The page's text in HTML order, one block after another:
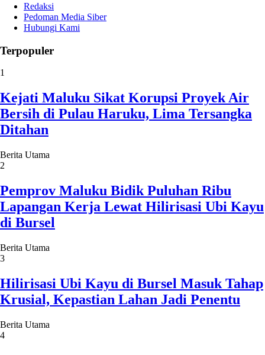
Redaksi
Pedoman Media Siber
Hubungi Kami
Terpopuler
1
Kejati Maluku Sikat Korupsi Proyek Air
Bersih di Pulau Haruku, Lima Tersangka
Ditahan
Berita Utama
2
Pemprov Maluku Bidik Puluhan Ribu
Lapangan Kerja Lewat Hilirisasi Ubi Kayu
di Bursel
Berita Utama
3
Hilirisasi Ubi Kayu di Bursel Masuk Tahap
Krusial, Kepastian Lahan Jadi Penentu
Berita Utama
4